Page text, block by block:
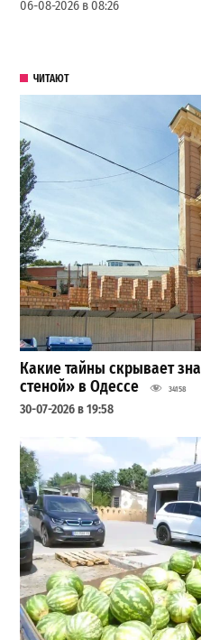
06-08-2026 в 08:26
ЧИТАЮТ
Какие тайны скрывает
стеной» в Одессе
34158
30-07-2026 в 19:58